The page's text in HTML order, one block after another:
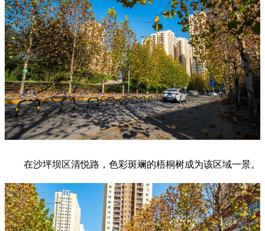
在沙坪坝区清悦路，色彩斑斓的梧桐树成为该区域一景。